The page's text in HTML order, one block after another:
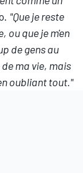
"Que je reste
ou que je m'en
de gens au
ma vie, mais
oubliant tout."